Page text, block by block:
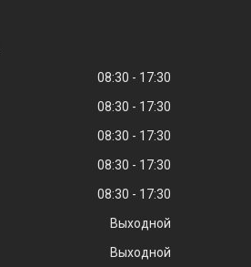
08:30
17:30
08:30
17:30
08:30
17:30
08:30
17:30
08:30
17:30
Выходной
Выходной